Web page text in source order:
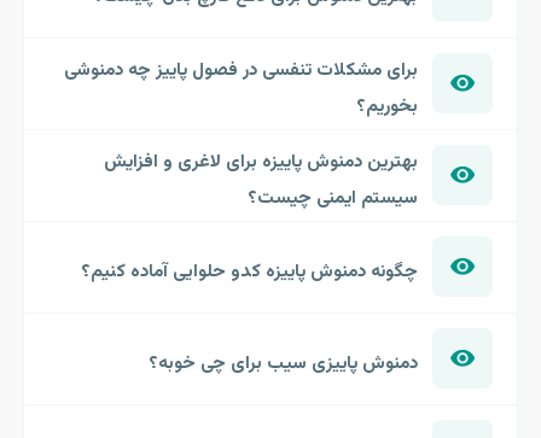
برای مشکلات تنفسی در فصول پاییز چه دمنوشی
بخوریم؟
بهترین دمنوش پاییزه برای لاغری و افزایش
سیستم ایمنی چیست؟
چگونه دمنوش پاییزه کدو حلوایی آماده کنیم؟
دمنوش پاییزی سیب برای چی خوبه؟